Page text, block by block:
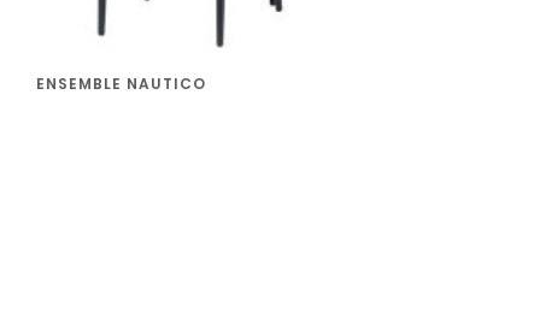
ENSEMBLE NAUTICO